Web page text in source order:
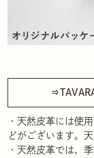
・天然皮革には使
どがございます。
・天然皮革では、